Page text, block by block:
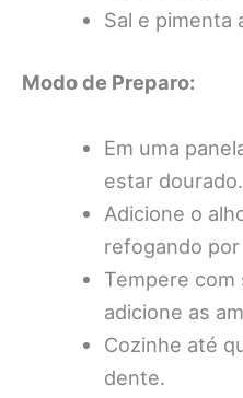
Sal e pimenta
Modo de Preparo:
Em uma
estar dourado.
Adicione o
refogando
Tempere com
adicione as
Cozinhe até
dente.